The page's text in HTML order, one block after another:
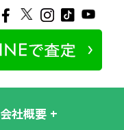
会社概要